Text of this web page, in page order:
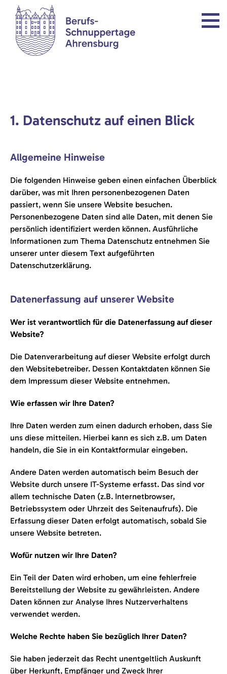
1. Datenschutz auf einen Blick
Allgemeine Hinweise
Die folgenden Hinweise geben einen einfachen Überblick
darüber, was mit Ihren personenbezogenen Daten
passiert, wenn Sie unsere Website besuchen.
Personenbezogene Daten sind alle Daten, mit denen Sie
persönlich identifiziert werden können. Ausführliche
Informationen zum Thema Datenschutz entnehmen Sie
unserer unter diesem Text aufgeführten
Datenschutzerklärung.
Datenerfassung auf unserer Website
Wer ist verantwortlich für die Datenerfassung auf dieser
Website?
Die Datenverarbeitung auf dieser Website erfolgt durch
den Websitebetreiber. Dessen Kontaktdaten können Sie
dem Impressum dieser Website entnehmen.
Wie erfassen wir Ihre Daten?
Ihre Daten werden zum einen dadurch erhoben, dass Sie
uns diese mitteilen. Hierbei kann es sich z.B. um Daten
handeln, die Sie in ein Kontaktformular eingeben.
Andere Daten werden automatisch beim Besuch der
Website durch unsere IT-Systeme erfasst. Das sind vor
allem technische Daten (z.B. Internetbrowser,
Betriebssystem oder Uhrzeit des Seitenaufrufs). Die
Erfassung dieser Daten erfolgt automatisch, sobald Sie
unsere Website betreten.
Wofür nutzen wir Ihre Daten?
Ein Teil der Daten wird erhoben, um eine fehlerfreie
Bereitstellung der Website zu gewährleisten. Andere
Daten können zur Analyse Ihres Nutzerverhaltens
verwendet werden.
Welche Rechte haben Sie bezüglich Ihrer Daten?
Sie haben jederzeit das Recht unentgeltlich Auskunft
über Herkunft, Empfänger und Zweck Ihrer